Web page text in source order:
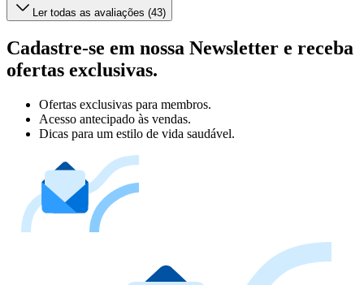
Ler todas as avaliações (43)
Cadastre-se em nossa Newsletter e receba
ofertas exclusivas.
Ofertas exclusivas para membros.
Acesso antecipado às vendas.
Dicas para um estilo de vida saudável.